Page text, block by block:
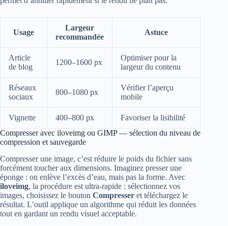
Usage
Largeur
recommandée
Astuce
Article
de blog
1200–1600 px
Optimiser pour la
largeur du contenu
Réseaux
sociaux
800–1080 px
Vérifier l’aperçu
mobile
Vignette 400–800 px
Favoriser la lisibilité
Compresser avec iloveimg ou GIMP — sélection du niveau de
compression et sauvegarde
Compresser une image, c’est réduire le poids du fichier sans
forcément toucher aux dimensions. Imaginez presser une
éponge : on enlève l’excès d’eau, mais pas la forme. Avec
iloveimg, la procédure est ultra-rapide : sélectionnez vos
images, choisissez le bouton Compresser et téléchargez le
résultat. L’outil applique un algorithme qui réduit les données
tout en gardant un rendu visuel acceptable.